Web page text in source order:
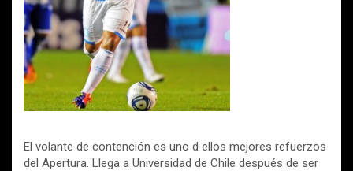
El volante de contención es uno d ellos mejores refuerzos
del Apertura. Llega a Universidad de Chile después de ser